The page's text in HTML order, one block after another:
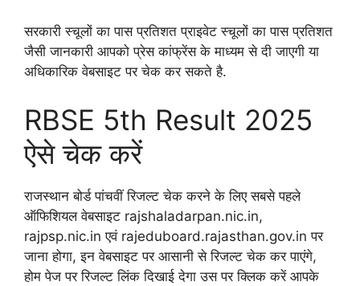
सरकारी स्चूलों का पास प्रतिशत प्राइवेट स्चूलों का पास प्रतिशत
जैसी जानकारी आपको प्रेस कांफ्रेंस के माध्यम से दी जाएगी या
अधिकारिक वेबसाइट पर चेक कर सकते है.
RBSE 5th Result 2025
ऐसे चेक करें
राजस्थान बोर्ड पांचवीं रिजल्ट चेक करने के लिए सबसे पहले
ऑफिशियल वेबसाइट rajshaladarpan.nic.in,
rajpsp.nic.in एवं rajeduboard.rajasthan.gov.in पर
जाना होगा, इन वेबसाइट पर आसानी से रिजल्ट चेक कर पाएंगे,
होम पेज पर रिजल्ट लिंक दिखाई देगा उस पर क्लिक करें आपके